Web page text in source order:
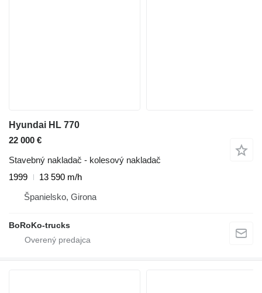
Hyundai HL 770
22 000 €
Stavebný nakladač - kolesový nakladač
1999
13 590 m/h
Španielsko, Girona
BoRoKo-trucks